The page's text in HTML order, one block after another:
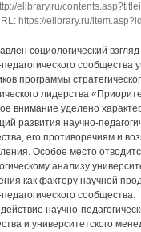
elibrary.ru/
https://elibrary.ru/
социологический
сообщества
программы
лидерства
внимание уделено
развития научно-
его противоречиям и
Особое место
анализу
как фактору научной
сообщества.
научно-
и университетского